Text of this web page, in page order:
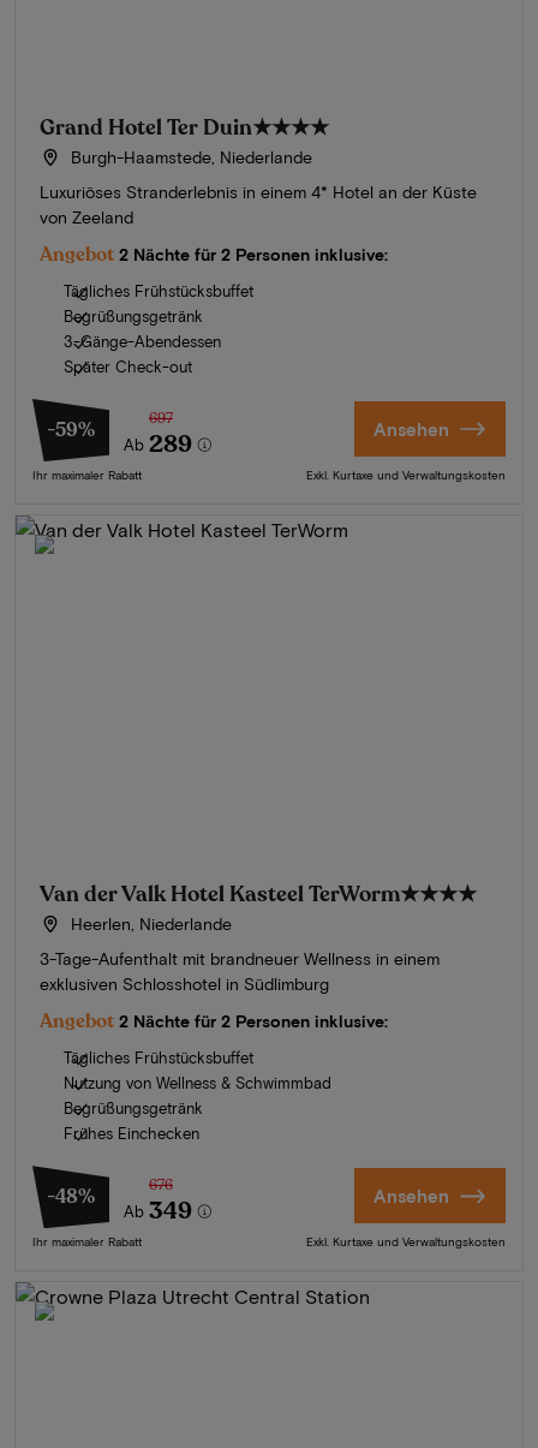
Grand Hotel Ter Duin★★★★
Burgh-Haamstede, Niederlande
Luxuriöses Stranderlebnis in einem 4* Hotel an der Küste
von Zeeland
Angebot 2 Nächte für 2 Personen inklusive:
Tägliches Frühstücksbuffet
Begrüßungsgetränk
3-Gänge-Abendessen
Später Check-out
-59%
Ab
697
289
Ihr maximaler Rabatt
Ansehen
Exkl. Kurtaxe und Verwaltungskosten
Van der Valk Hotel Kasteel TerWorm★★★★
Heerlen, Niederlande
3-Tage-Aufenthalt mit brandneuer Wellness in einem
exklusiven Schlosshotel in Südlimburg
Angebot 2 Nächte für 2 Personen inklusive:
Tägliches Frühstücksbuffet
Nutzung von Wellness & Schwimmbad
Begrüßungsgetränk
Frühes Einchecken
-48%
Ab
676
349
Ihr maximaler Rabatt
Ansehen
Exkl. Kurtaxe und Verwaltungskosten